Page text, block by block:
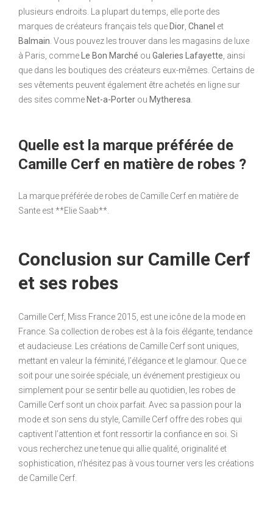
plusieurs endroits. La plupart du temps, elle porte des
marques de créateurs français tels que Dior, Chanel et
Balmain. Vous pouvez les trouver dans les magasins de luxe
à Paris, comme Le Bon Marché ou Galeries Lafayette, ainsi
que dans les boutiques des créateurs eux-mêmes. Certains de
ses vêtements peuvent également être achetés en ligne sur
des sites comme Net-a-Porter ou Mytheresa.
Quelle est la marque préférée de
Camille Cerf en matière de robes ?
La marque préférée de robes de Camille Cerf en matière de
Sante est **Elie Saab**.
Conclusion sur Camille Cerf
et ses robes
Camille Cerf, Miss France 2015, est une icône de la mode en
France. Sa collection de robes est à la fois élégante, tendance
et audacieuse. Les créations de Camille Cerf sont uniques,
mettant en valeur la féminité, l’élégance et le glamour. Que ce
soit pour une soirée spéciale, un événement prestigieux ou
simplement pour se sentir belle au quotidien, les robes de
Camille Cerf sont un choix parfait. Avec sa passion pour la
mode et son sens du style, Camille Cerf offre des robes qui
captivent l’attention et font ressortir la confiance en soi. Si
vous recherchez une tenue qui allie qualité, originalité et
sophistication, n’hésitez pas à vous tourner vers les créations
de Camille Cerf.